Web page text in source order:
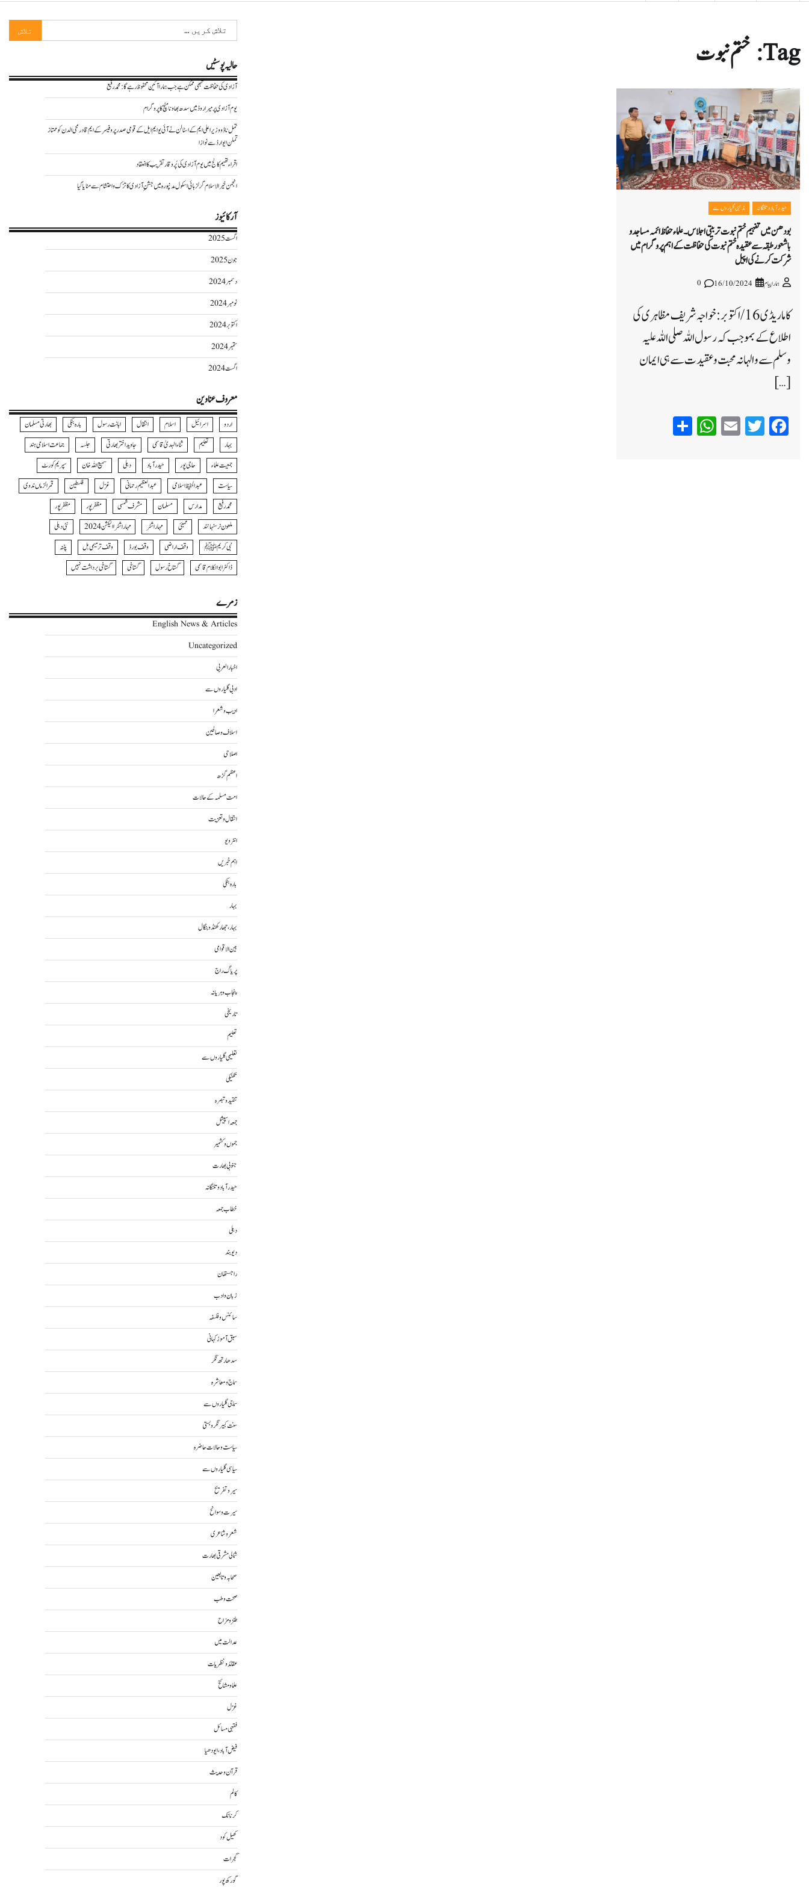
Tag: ختم نبوت
حیدرآباد و تلنگانہ مذہبی گلیاروں سے
بودھن میں تفہیم ختم نبوت تربیتی اجلاس۔علماء حفاظ ائمہ مساجد و
باشعور طبقہ سے عقیدہ ختم نبوت کی حفاظت کے اہم پروگرام میں
شرکت کرنے کی اپیل
ہمارا پیام 16/10/2024
0
کاماریڈی 16/ اکتوبر: خواجہ شریف مظاہری کی
اطلاع کے بموجب کہ رسول اللہ صلی اللہ علیہ
وسلم سے والہانہ محبت و عقیدت سے ہی ایمان
[…]
Facebook
Twitter
Email
WhatsApp
تلاش
کریں
برائے:
حالیہ پوسٹیں
آزادی کی حفاظت تبھی ممکن ہے جب ہمارا آئین محفوظ رہے گا : محمد رفیع
یوم آزادی پر میراروڈ میں سدھ بھاونا منچ کا پروگرام
تمل ناڈو وزیر اعلی ایم کے اسٹالن نے آئی یو ایم ایل کے قومی صدر پروفیسر کے ایم قادرمحی الدن کو ممتاز
تملن ایوارڈ سے نوازا
اقراء تھیم کالج میں یوم آزادی کی پُر وقار تقریب کا انعقاد
انجمن خیر الاسلام گرلز ہائی اسکول مدنپورہ میں جشنِ آزادی کا تزک و احتشام سے منایا گیا
آرکائیوز
اگست 2025
جون 2025
دسمبر 2024
نومبر 2024
اکتوبر 2024
ستمبر 2024
اگست 2024
معروف عناوین
اردو اسرائیل اسلام انتقال اہانت رسول بارہ بنکی
بھارتی مسلمان
بہار
تعلیم ثناءالہدیٰ قاسمی جاوید اختر بھارتی جلسہ
جماعت اسلامی ہند
جمعیت علماء
حاجی پور حیدرآباد دہلی سمیع اللہ خان
سپریم کورٹ
سیاست
عبدالحفیظ اسلامی عبدالعظیم رحمانی غزل فلسطین
قمرالزماں ندوی
محمد رفیع
مدارس مسلمان مشرف شمسی مظفر پور
مظفرپور
ملعون نرسنہا نند
ممبئی مہاراشٹر مہاراشٹرا الیکشن 2024
نئی دہلی
نبی کریمﷺ
وقف اراضی وقف بورڈ وقف ترمیمی بل
پٹنہ
ڈاکٹر ابوالکلام قاسمی
گستاخ رسول گستاخی گستاخی برداشت نہیں
زمرے
English News & Articles
Uncategorized
اخبار العربی
ادبی گلیاروں سے
ادیب و شعرا
اسلاف و صالحین
اصلاحی
اعظم گڑھ
امت مسلمہ کے حالات
انتقال و تعزیت
انٹرویو
اہم خبریں
بارہ بنکی
بہار
بہار، جھارکھنڈ و بنگال
بین الاقوامی
پریاگ راج
پنجاب و ہریانہ
تاریخی
تعلیم
تعلیمی گلیاروں سے
تکنیکی
تنقید و تبصرہ
جمعہ اسپیشل
جموں و کشمیر
جنوبی بھارت
حیدرآباد و تلنگانہ
خطاب جمعہ
دہلی
دیوبند
راجستھان
زبان و ادب
سائنس و فلسفہ
سبق آموز کہانی
سدھارتھ نگر
سماج و معاشرہ
سماجی گلیاروں سے
سنت کبیر نگر و بستی
سیاست و حالات حاضرہ
سیاسی گلیاروں سے
سیر و تفریح
سیرت و سوانح
شعر و شاعری
شمالی مشرقی بھارت
صحابہ و تابعین
صحت و طب
طنز و مزاح
عدالت میں
عقائد و نظریات
علما و مشائخ
غزل
فقہی مسائل
فیض آباد، ایودھیا
قرآن و حدیث
کالم
کرناٹک
کھیل کود
گجرات
گورکھ پور